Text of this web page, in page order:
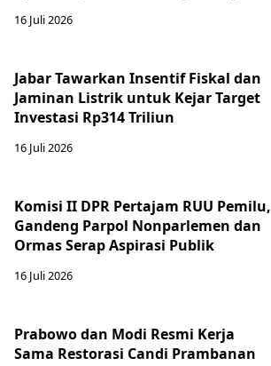
16 Juli 2026
Jabar Tawarkan Insentif Fiskal dan
Jaminan Listrik untuk Kejar Target
Investasi Rp314 Triliun
16 Juli 2026
Komisi II DPR Pertajam RUU Pemilu,
Gandeng Parpol Nonparlemen dan
Ormas Serap Aspirasi Publik
16 Juli 2026
Prabowo dan Modi Resmi Kerja
Sama Restorasi Candi Prambanan